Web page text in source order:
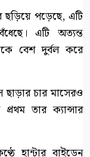
ছড়িয়ে পড়েছে, এটি
এটি অত্যন্ত
বেশ দুর্বল করে
ছাড়ার চার মাসেরও
তার ক্যান্সার
হান্টার বাইডেন